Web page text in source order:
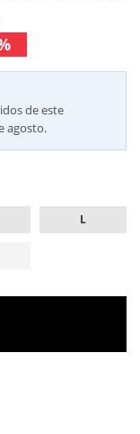
de este
agosto.
L